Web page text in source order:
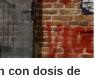
con dosis de